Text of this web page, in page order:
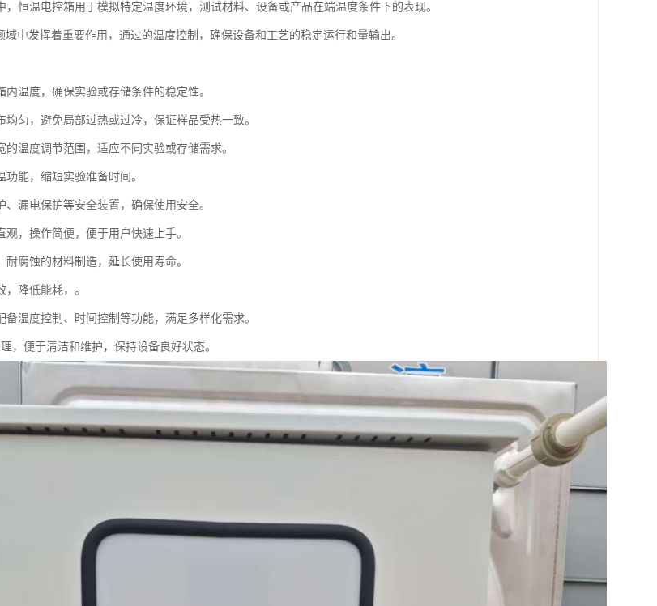
，恒温电控箱用于模拟特定温度环境，测试材料、设备或产品在端温度条件下的表现。
中发挥着重要作用，通过的温度控制，确保设备和工艺的稳定运行和量输出。
温度，确保实验或存储条件的稳定性。
匀，避免局部过热或过冷，保证样品受热一致。
温度调节范围，适应不同实验或存储需求。
能，缩短实验准备时间。
漏电保护等安全装置，确保使用安全。
，操作简便，便于用户快速上手。
腐蚀的材料制造，延长使用寿命。
降低能耗，。
湿度控制、时间控制等功能，满足多样化需求。
，便于清洁和维护，保持设备良好状态。